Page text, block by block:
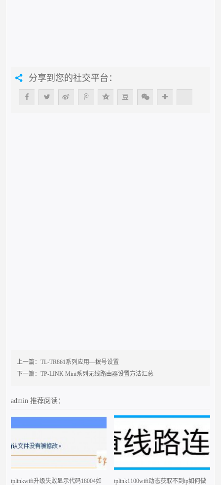
分享到您的社交平台：
上一篇：TL-TR861系列应用—拨号设置
下一篇：TP-LINK Mini系列无线路由器设置方法汇总
admin推荐阅读：
tplinkwifi升级失败显示代码18004如
tplink1100wifi动态获取不到ip如何做